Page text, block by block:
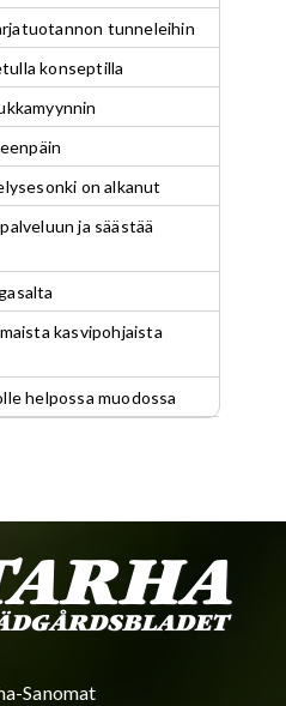
tunneleihin
konseptilla
on alkanut
ja säästää
kasvipohjaista
helpossa muodossa
Sanomat